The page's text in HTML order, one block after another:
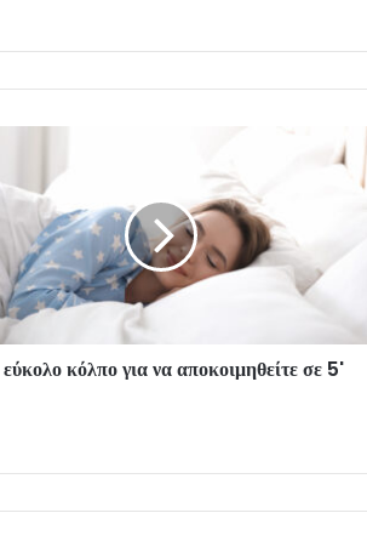
κόλπο για να αποκοιμηθείτε σε 5'